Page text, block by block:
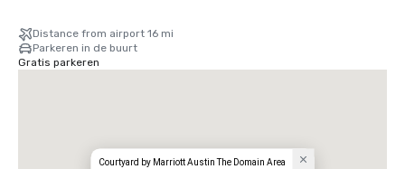
Distance from airport 16 mi
Parkeren in de buurt
Gratis parkeren
Courtyard by Marriott Austin The Domain Area